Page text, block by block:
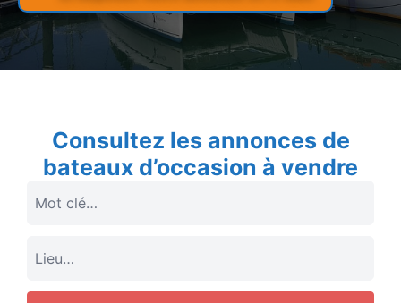
Consultez les annonces de
bateaux d’occasion à vendre